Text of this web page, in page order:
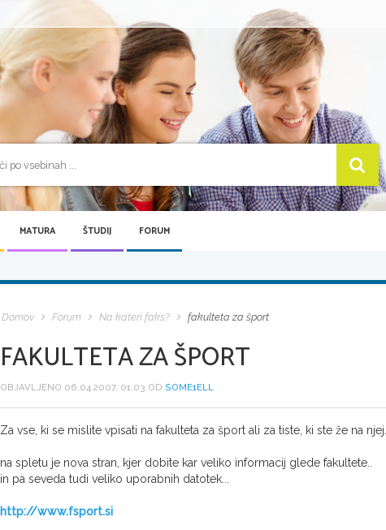
MATURA ŠTUDIJ FORUM
Domov Forum Na kateri faks? fakulteta za šport
FAKULTETA ZA ŠPORT
OBJAVLJENO 06.04.2007, 01:03 OD SOME1ELL
Za vse, ki se mislite vpisati na fakulteta za šport ali za tiste, ki ste že na njej...
na spletu je nova stran, kjer dobite kar veliko informacij glede fakultete..
in pa seveda tudi veliko uporabnih datotek...
http://www.fsport.si